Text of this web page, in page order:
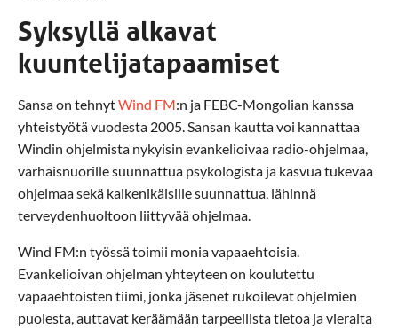
Syksyllä alkavat
kuuntelijatapaamiset
Sansa on tehnytWind FM:n ja FEBC-Mongolian kanssa
yhteistyötä vuodesta 2005. Sansan kautta voi kannattaa
Windin ohjelmista nykyisin evankelioivaa radio-ohjelmaa,
varhaisnuorille suunnattua psykologista ja kasvua tukevaa
ohjelmaa sekä kaikenikäisille suunnattua, lähinnä
terveydenhuoltoon liittyvää ohjelmaa.
Wind FM:n työssä toimii monia vapaaehtoisia.
Evankelioivan ohjelman yhteyteen on koulutettu
vapaaehtoisten tiimi, jonka jäsenet rukoilevat ohjelmien
puolesta, auttavat keräämään tarpeellista tietoa ja vieraita